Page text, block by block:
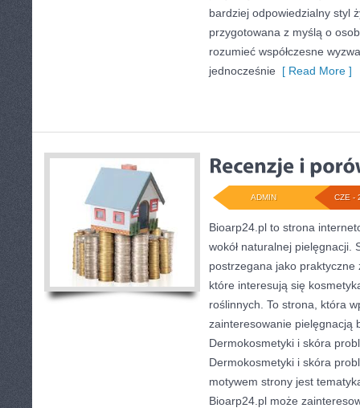
bardziej odpowiedzialny styl
przygotowana z myślą o
rozumieć współczesne
jednocześnie [ Read More ]
CZE -
ADMIN
Bioarp24.pl to strona
wokół naturalnej pielęgnacji.
postrzegana jako praktyczne
które interesują się
roślinnych. To strona, która
zainteresowanie pielęgnacją
Dermokosmetyki i skóra
Dermokosmetyki i skóra
motywem strony jest
Bioarp24.pl może